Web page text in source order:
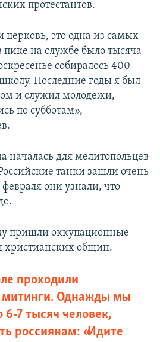
протестантов.
церковь, это одна из самых
на службе было тысяча
собиралось 400
Последние годы я был
и служил молодежи,
по субботам», –
началась для мелитопольцев
танки зашли очень
они узнали, что
пришли оккупационные
христианских общин.
проходили
митинги. Однажды мы
6-7 тысяч человек,
россиянам: «Идите